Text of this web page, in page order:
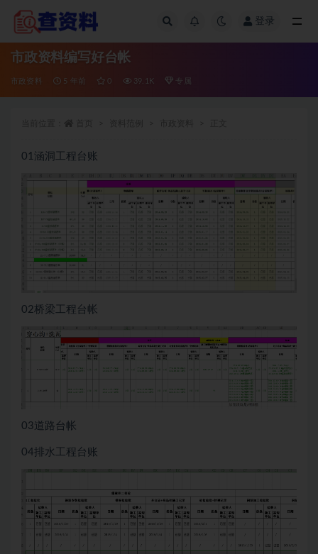
登录
市政资料编写好台帐
市政资料 5 年前 0 39.1K 专属
01涵洞工程台账
02桥梁工程台帐
03道路台帐
04排水工程台账